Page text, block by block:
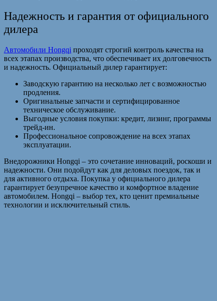
Надежность и гарантия от официального
дилера
Автомобили Hongqi проходят строгий контроль качества на
всех этапах производства, что обеспечивает их долговечность
и надежность. Официальный дилер гарантирует:
Заводскую гарантию на несколько лет с возможностью
продления.
Оригинальные запчасти и сертифицированное
техническое обслуживание.
Выгодные условия покупки: кредит, лизинг, программы
трейд-ин.
Профессиональное сопровождение на всех этапах
эксплуатации.
Внедорожники Hongqi – это сочетание инноваций, роскоши и
надежности. Они подойдут как для деловых поездок, так и
для активного отдыха. Покупка у официального дилера
гарантирует безупречное качество и комфортное владение
автомобилем. Hongqi – выбор тех, кто ценит премиальные
технологии и исключительный стиль.